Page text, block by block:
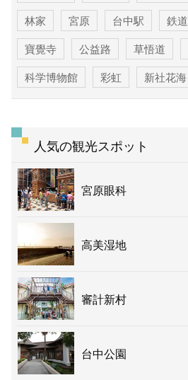
林家
宮原 台中駅 鉄道
寶覺寺
公益路 草悟道
科学博物館
彩虹 新社花海
人気の観光スポット
宮原眼科
高美湿地
審計新村
台中公園